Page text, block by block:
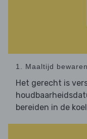
1. Maaltijd bewaren
Het gerecht is
bereiden in de